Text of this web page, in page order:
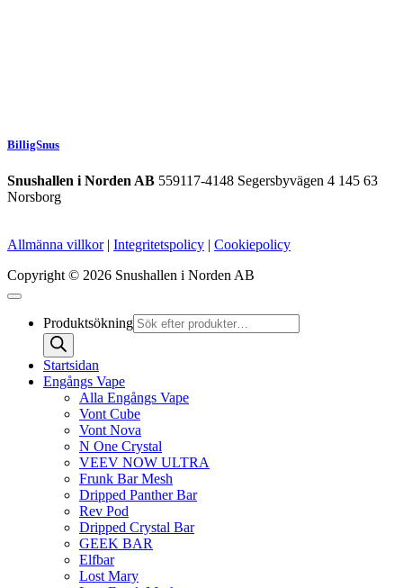
BilligSnus
Snushallen i Norden AB 559117-4148 Segersbyvägen 4 145 63
Norsborg
Allmänna villkor| Integritetspolicy | Cookiepolicy
Copyright © 2026 Snushallen i Norden AB
Produktsökning
Startsidan
Engångs Vape
Alla Engångs Vape
Vont Cube
Vont Nova
N One Crystal
VEEV NOW ULTRA
Frunk Bar Mesh
Dripped Panther Bar
Rev Pod
Dripped Crystal Bar
GEEK BAR
Elfbar
Lost Mary